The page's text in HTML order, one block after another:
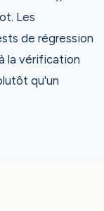
Les
de régression
la vérification
qu'un